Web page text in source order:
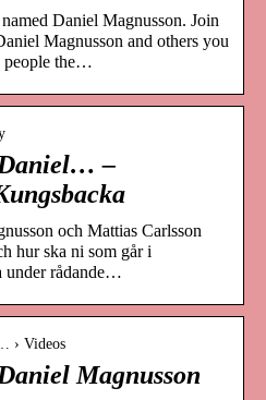
Daniel Magnusson. Join
Magnusson and others you
people the…
–
och Mattias Carlsson
hur ska ni som går i
under rådande…
› Videos
Magnusson